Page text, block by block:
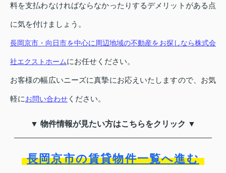
料を支払わなければならなかったりするデメリットがある点
に気を付けましょう。
長岡京市・向日市を中心に周辺地域の不動産をお探しなら株式会
社エクストホームにお任せください。
お客様の幅広いニーズに真摯にお応えいたしますので、お気
軽にお問い合わせ ください。
▼ 物件情報が見たい方はこちらをクリック ▼
長岡京市の賃貸物件一覧へ進む